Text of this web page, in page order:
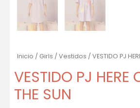
Inicio / Girls / Vestidos / VESTIDO PJ
VESTIDO PJ HERE
THE SUN